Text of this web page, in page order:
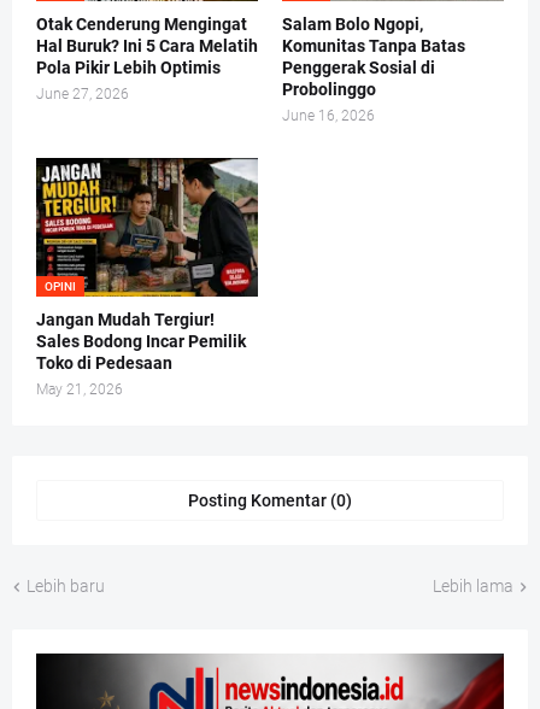
Otak Cenderung Mengingat
Hal Buruk? Ini 5 Cara Melatih
Pola Pikir Lebih Optimis
June 27, 2026
Salam Bolo Ngopi,
Komunitas Tanpa Batas
Penggerak Sosial di
Probolinggo
June 16, 2026
OPINI
Jangan Mudah Tergiur!
Sales Bodong Incar Pemilik
Toko di Pedesaan
May 21, 2026
Posting Komentar (0)
Lebih baru Lebih lama